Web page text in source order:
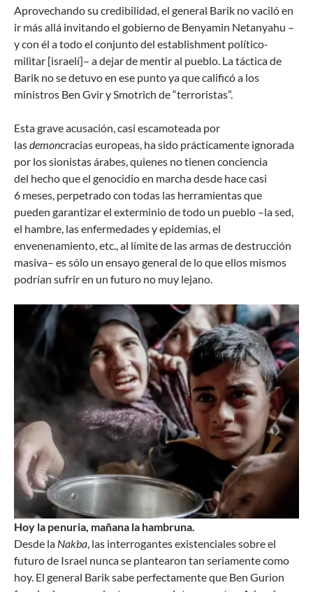
Aprovechando su credibilidad, el general Barik no vaciló en
ir más allá invitando el gobierno de Benyamin Netanyahu –
y con él a todo el conjunto del establishment político-
militar [israelí]– a dejar de mentir al pueblo. La táctica de
Barik no se detuvo en ese punto ya que calificó a los
ministros Ben Gvir y Smotrich de “terroristas”.
Esta grave acusación, casi escamoteada por
lasdemoncracias europeas, ha sido prácticamente ignorada
por los sionistas árabes, quienes no tienen conciencia
del hecho que el genocidio en marcha desde hace casi
6 meses, perpetrado con todas las herramientas que
pueden garantizar el exterminio de todo un pueblo –la sed,
el hambre, las enfermedades y epidemias, el
envenenamiento, etc., al límite de las armas de destrucción
masiva– es sólo un ensayo general de lo que ellos mismos
podrían sufrir en un futuro no muy lejano.
Hoy la penuria, mañana la hambruna.
Desde la Nakba, las interrogantes existenciales sobre el
futuro de Israel nunca se plantearon tan seriamente como
hoy. El general Barik sabe perfectamente que Ben Gurion